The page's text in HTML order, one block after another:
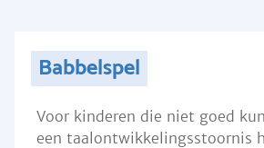
Babbelspel
Voor kinderen die niet goed
een taalontwikkelingsstoornis